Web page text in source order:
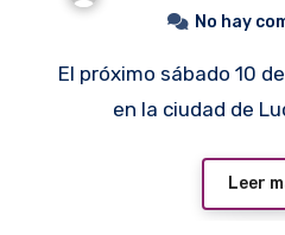
No hay
El próximo sábado 10 de febrero se realizará
en la ciudad de
Leer